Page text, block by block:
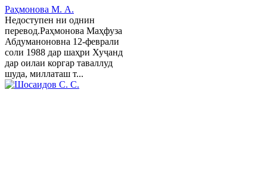
Раҳмонова М. А.
Недоступен ни однин
перевод.Раҳмонова Маҳфуза
Абдуманоновна 12-феврали
соли 1988 дар шаҳри Хуҷанд
дар оилаи коргар таваллуд
шуда, миллаташ т...